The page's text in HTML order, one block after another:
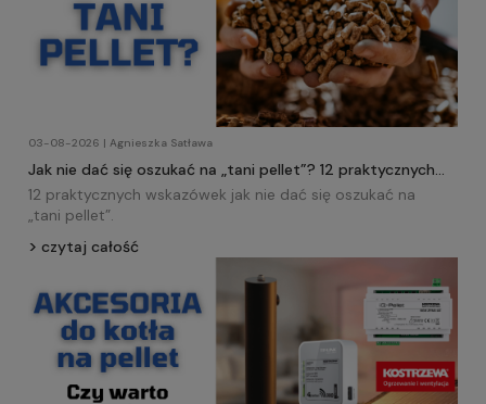
03-08-2026 | Agnieszka Satława
Jak nie dać się oszukać na „tani pellet”? 12 praktycznych
wskazówek!
12 praktycznych wskazówek jak nie dać się oszukać na
„tani pellet”.
czytaj całość